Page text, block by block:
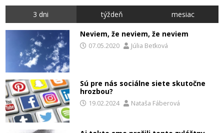
3 dni týždeň mesiac
Neviem, že neviem, že neviem
07.05.2020 Júlia Beťková
Sú pre nás sociálne siete skutočne
hrozbou?
19.02.2024 Nataša Fáberová